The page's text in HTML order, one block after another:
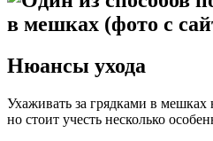
Нюансы ухода
Ухаживать за грядками в мешках
но стоит учесть несколько